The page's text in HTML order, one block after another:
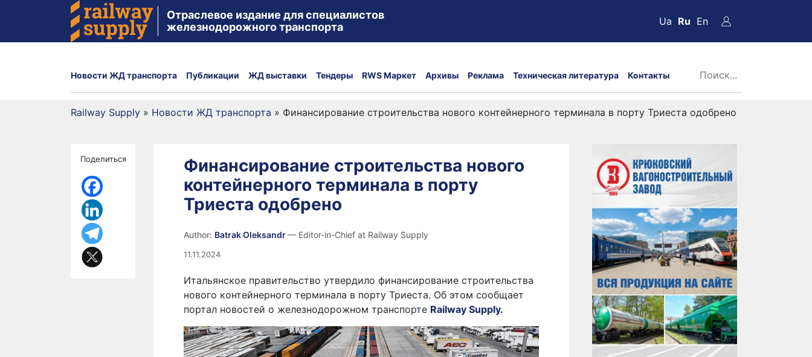
Отраслевое издание для специалистов
железнодорожного транспорта
Ua Ru En
Новости ЖД транспорта Публикации ЖД выставки Тендеры RWS Маркет Архивы Реклама Техническая литература Контакты
Railway Supply » Новости ЖД транспорта » Финансирование строительства нового контейнерного терминала в порту Триеста одобрено
Поделиться
Финансирование строительства нового
контейнерного терминала в порту
Триеста одобрено
Author: Batrak Oleksandr— Editor-in-Chief at Railway Supply
11.11.2024
Итальянское правительство утвердило финансирование строительства
нового контейнерного терминала в порту Триеста. Об этом сообщает
портал новостей о железнодорожном транспорте Railway Supply.